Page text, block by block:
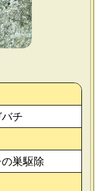
チ
巣駆除